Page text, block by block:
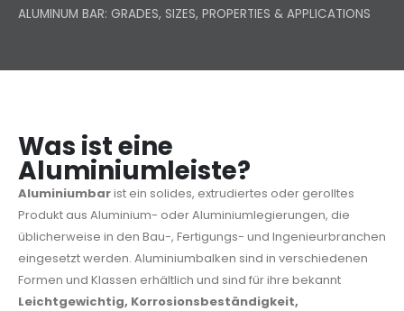
ALUMINUM BAR: GRADES, SIZES, PROPERTIES & APPLICATIONS
Was ist eine
Aluminiumleiste?
Aluminiumbarist ein solides, extrudiertes oder gerolltes
Produkt aus Aluminium- oder Aluminiumlegierungen, die
üblicherweise in den Bau-, Fertigungs- und Ingenieurbranchen
eingesetzt werden. Aluminiumbalken sind in verschiedenen
Formen und Klassen erhältlich und sind für ihre bekannt
Leichtgewichtig, Korrosionsbeständigkeit,